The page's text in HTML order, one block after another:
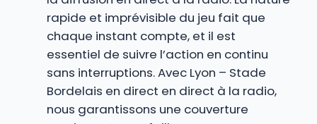
rapide et imprévisible du jeu fait que
chaque instant compte, et il est
essentiel de suivre l’action en continu
sans interruptions. Avec Lyon – Stade
Bordelais en direct en direct à la radio,
nous garantissons une couverture